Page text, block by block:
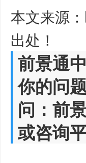
本文来源
出处！
前景通
你的问
问：前
或咨询